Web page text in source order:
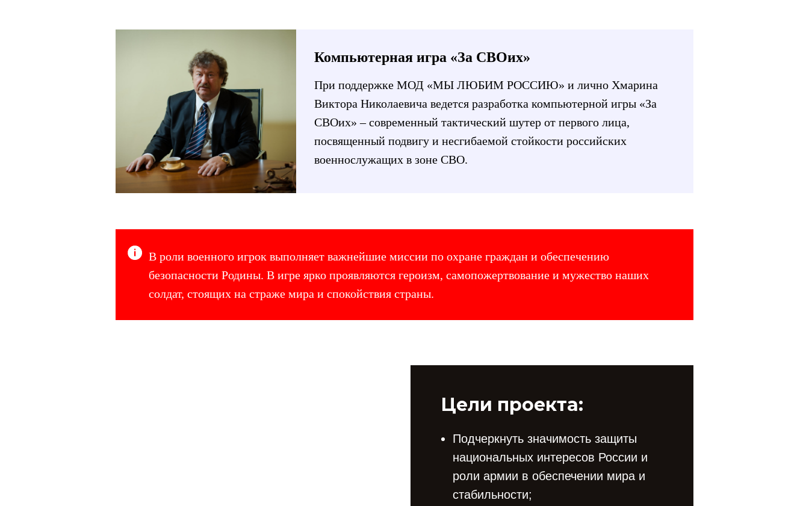
Компьютерная игра «За СВОих»
При поддержке МОД «МЫ ЛЮБИМ РОССИЮ» и лично Хмарина
Виктора Николаевича ведется разработка компьютерной игры «За
СВОих» – современный тактический шутер от первого лица,
посвященный подвигу и несгибаемой стойкости российских
военнослужащих в зоне СВО.
В роли военного игрок выполняет важнейшие миссии по охране граждан и обеспечению
безопасности Родины. В игре ярко проявляются героизм, самопожертвование и мужество наших
солдат, стоящих на страже мира и спокойствия страны.
Цели проекта:
Подчеркнуть значимость защиты
национальных интересов России и
роли армии в обеспечении мира и
стабильности;